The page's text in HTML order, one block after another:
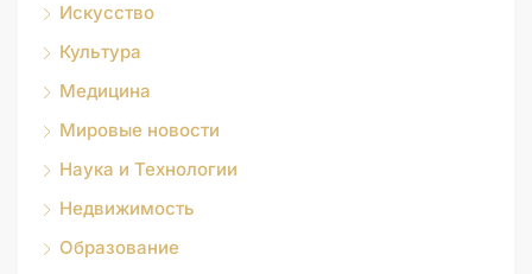
Искусство
Культура
Медицина
Мировые новости
Наука и Технологии
Недвижимость
Образование